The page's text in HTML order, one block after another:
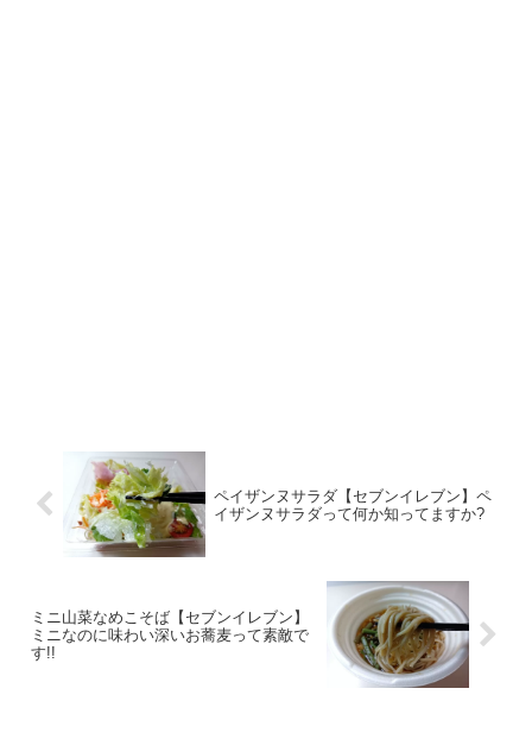
ペイザンヌサラダ【セブンイレブン】ペ
イザンヌサラダって何か知ってますか?
ミニ山菜なめこそば【セブンイレブン】
ミニなのに味わい深いお蕎麦って素敵で
す!!